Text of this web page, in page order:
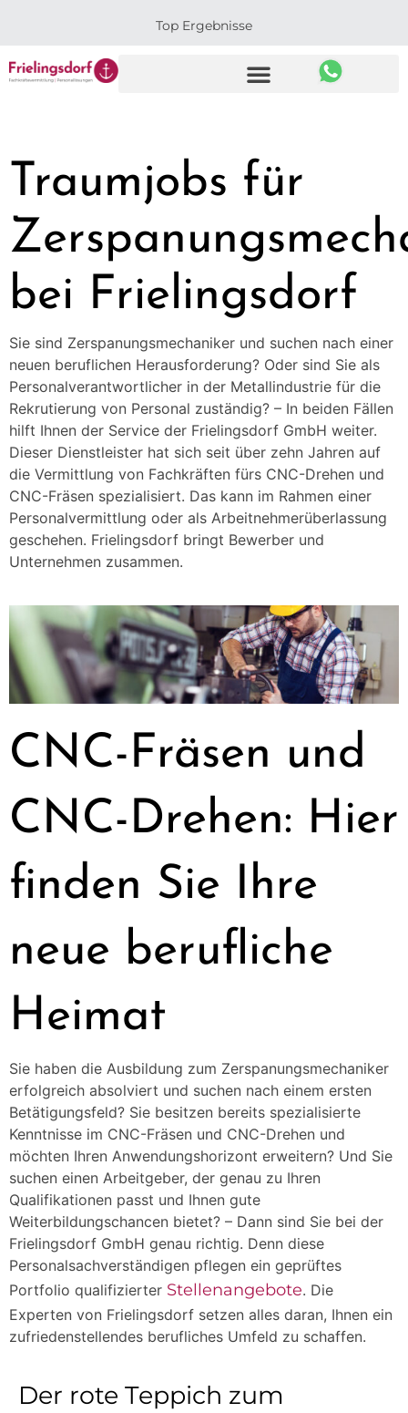
Top Ergebnisse
Traumjobs für
bei Frielingsdorf
Sie sind Zerspanungsmechaniker und suchen nach einer
neuen beruflichen Herausforderung? Oder sind Sie als
Personalverantwortlicher in der Metallindustrie für die
Rekrutierung von Personal zuständig? – In beiden Fällen
hilft Ihnen der Service der Frielingsdorf GmbH weiter.
Dieser Dienstleister hat sich seit über zehn Jahren auf
die Vermittlung von Fachkräften fürs CNC-Drehen und
CNC-Fräsen spezialisiert. Das kann im Rahmen einer
Personalvermittlung oder als Arbeitnehmerüberlassung
geschehen. Frielingsdorf bringt Bewerber und
Unternehmen zusammen.
CNC-Fräsen und
CNC-Drehen: Hier
finden Sie Ihre
neue berufliche
Heimat
Sie haben die Ausbildung zum Zerspanungsmechaniker
erfolgreich absolviert und suchen nach einem ersten
Betätigungsfeld? Sie besitzen bereits spezialisierte
Kenntnisse im CNC-Fräsen und CNC-Drehen und
möchten Ihren Anwendungshorizont erweitern? Und Sie
suchen einen Arbeitgeber, der genau zu Ihren
Qualifikationen passt und Ihnen gute
Weiterbildungschancen bietet? – Dann sind Sie bei der
Frielingsdorf GmbH genau richtig. Denn diese
Personalsachverständigen pflegen ein geprüftes
Portfolio qualifizierter Stellenangebote. Die
Experten von Frielingsdorf setzen alles daran, Ihnen ein
zufriedenstellendes berufliches Umfeld zu schaffen.
Der rote Teppich zum